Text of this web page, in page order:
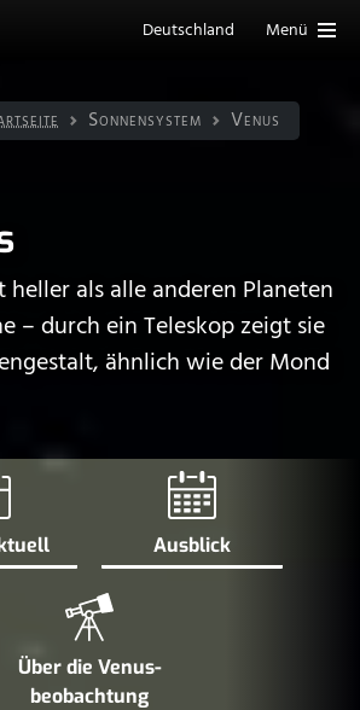
Deutschland Menü
Sonnen­system Venus
heller als alle anderen Planeten
– durch ein Teleskop zeigt sie
ähnlich wie der Mond
Ausblick
Über die Venus­
beobachtung